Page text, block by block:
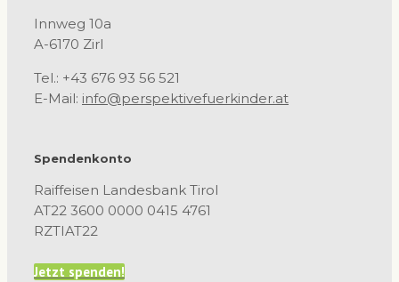
Innweg 10a
A-6170 Zirl
Tel.: +43 676 93 56 521
E-Mail: info@perspektivefuerkinder.at
Spendenkonto
Raiffeisen Landesbank Tirol
AT22 3600 0000 0415 4761
RZTIAT22
Jetzt spenden!